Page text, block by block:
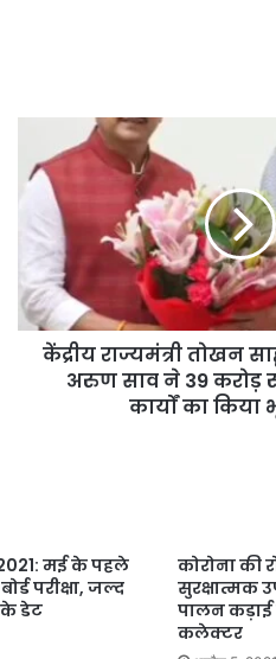
केंद्रीय राज्यमंत्री तोखन
अरुण साव ने 39 करोड़
कार्यों का
मई के पहले
परीक्षा, जल्द
के डेट
कोरोना की
सुरक्षात्मक
पालन
कलेक्टर